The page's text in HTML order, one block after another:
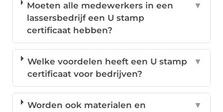
Moeten alle medewerkers in een
lassersbedrijf een U stamp
certificaat hebben?
▼
Welke voordelen heeft een U stamp
certificaat voor bedrijven?
▼
Worden ook materialen en
▼